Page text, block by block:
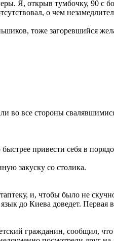
Я, открыв тумбочку, 90 с
о чем
тоже загоревшийся
во все стороны
привести себя в
закуску со столика.
и, чтобы было не
до Киева доведет. Первая
гражданин, сообщил,